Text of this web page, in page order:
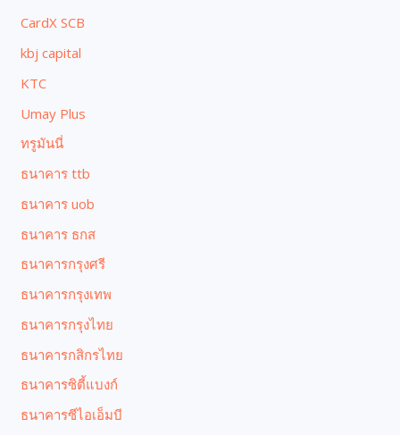
CardX SCB
kbj capital
KTC
Umay Plus
ทรูมันนี่
ธนาคาร ttb
ธนาคาร uob
ธนาคาร ธกส
ธนาคารกรุงศรี
ธนาคารกรุงเทพ
ธนาคารกรุงไทย
ธนาคารกสิกรไทย
ธนาคารซิตี้แบงก์
ธนาคารซีไอเอ็มบี